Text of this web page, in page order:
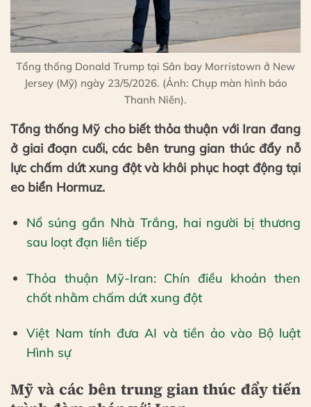
Tổng thống Donald Trump tại Sân bay Morristown ở New
Jersey (Mỹ) ngày 23/5/2026. (Ảnh: Chụp màn hình báo
Thanh Niên).
Tổng thống Mỹ cho biết thỏa thuận với Iran đang
ở giai đoạn cuối, các bên trung gian thúc đẩy nỗ
lực chấm dứt xung đột và khôi phục hoạt động tại
eo biển Hormuz.
Nổ súng gần Nhà Trắng, hai người bị thương
sau loạt đạn liên tiếp
Thỏa thuận Mỹ-Iran: Chín điều khoản then
chốt nhằm chấm dứt xung đột
Việt Nam tính đưa AI và tiền ảo vào Bộ luật
Hình sự
Mỹ và các bên trung gian thúc đẩy tiến